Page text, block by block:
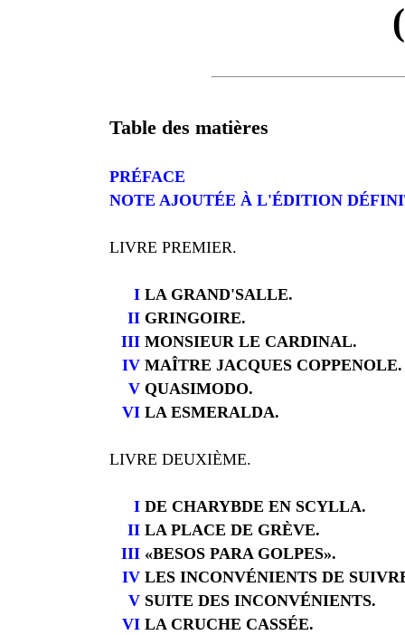
Table des matières
PRÉFACE
NOTE AJOUTÉE À L'ÉDITION
LIVRE PREMIER.
I LA GRAND'SALLE.
II GRINGOIRE.
III MONSIEUR LE CARDINAL.
IV MAÎTRE JACQUES COPPENOLE.
V QUASIMODO.
VI LA ESMERALDA.
LIVRE DEUXIÈME.
I DE CHARYBDE EN SCYLLA.
II LA PLACE DE GRÈVE.
III «BESOS PARA GOLPES».
IV LES INCONVÉNIENTS DE
V SUITE DES INCONVÉNIENTS.
VI LA CRUCHE CASSÉE.